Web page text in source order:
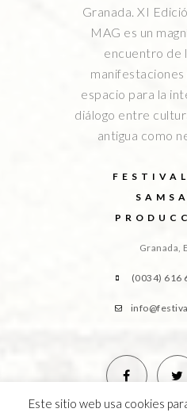
Granada. XI
MAG es un
encuentro de
manifestaciones
espacio para la
diálogo entre
antigua como
Granada,
(0034) 616
Este sitio web usa cookies